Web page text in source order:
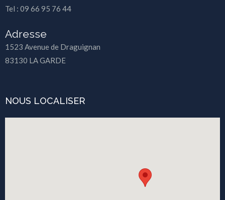
Tel : 09 66 95 76 44
Adresse
1523 Avenue de Draguignan
83130 LA GARDE
NOUS LOCALISER